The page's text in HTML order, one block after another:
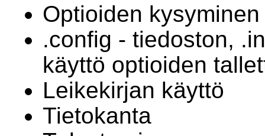
Optioiden
.config - tiedoston,
käyttö optioiden
Leikekirjan käyttö
Tietokanta